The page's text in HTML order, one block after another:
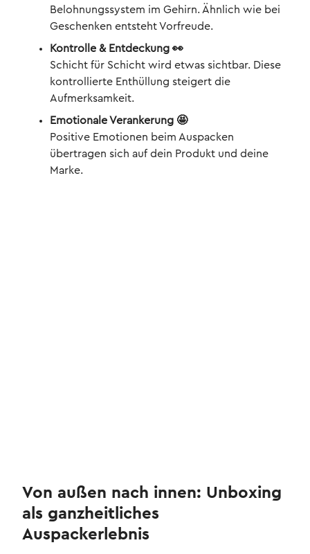
Belohnungssystem im Gehirn. Ähnlich wie bei
Geschenken entsteht Vorfreude.
Kontrolle & Entdeckung 👀
Schicht für Schicht wird etwas sichtbar. Diese
kontrollierte Enthüllung steigert die
Aufmerksamkeit.
Emotionale Verankerung 🤩
Positive Emotionen beim Auspacken
übertragen sich auf dein Produkt und deine
Marke.
Von außen nach innen: Unboxing
als ganzheitliches
Auspackerlebnis